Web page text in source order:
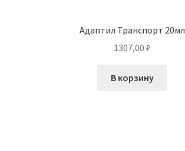
Адаптил Транспорт 20мл
1307,00 ₽
В корзину